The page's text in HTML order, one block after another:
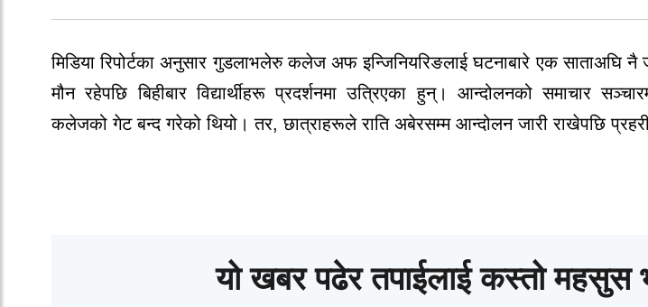
मिडिया रिपोर्टका अनुसार गुडलाभलेरु कलेज अफ इन्जिनियरिङलाई घटनाबारे एक साताअघि
मौन रहेपछि बिहीबार विद्यार्थीहरू प्रदर्शनमा उत्रिएका हुन्। आन्दोलनको समाचार
कलेजको गेट बन्द गरेको थियो। तर, छात्राहरूले राति अबेरसम्म आन्दोलन जारी राखेपछि
यो खबर पढेर तपाईलाई कस्तो महसुस